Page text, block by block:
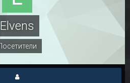
Elvens